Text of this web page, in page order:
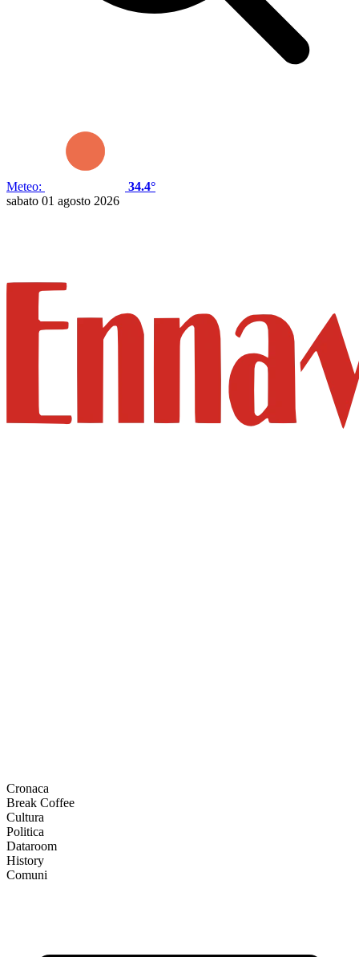
Meteo:
34.4°
sabato 01 agosto 2026
Cronaca
Break Coffee
Cultura
Politica
Dataroom
History
Comuni